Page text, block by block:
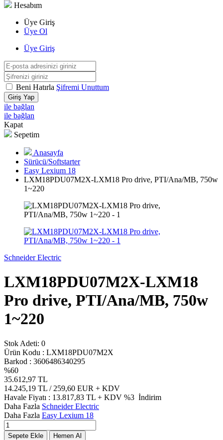
Hesabım
Üye Giriş
Üye Ol
Üye Giriş
Beni Hatırla Şifremi Unuttum
Giriş Yap
ile bağlan
ile bağlan
Kapat
Sepetim
Anasayfa
Sürücü/Softstarter
Easy Lexium 18
LXM18PDU07M2X-LXM18 Pro drive, PTI/Ana/MB, 750w
1~220
Schneider Electric
LXM18PDU07M2X-LXM18
Pro drive, PTI/Ana/MB, 750w
1~220
Stok Adeti: 0
Ürün Kodu : LXM18PDU07M2X
Barkod : 3606486340295
%60
35.612,97 TL
14.245,19 TL / 259,60 EUR + KDV
Havale Fiyatı : 13.817,83 TL + KDV %3 İndirim
Daha Fazla Schneider Electric
Daha Fazla Easy Lexium 18
Sepete Ekle Hemen Al